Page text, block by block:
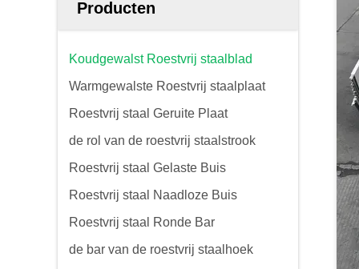
Producten
Koudgewalst Roestvrij staalblad
Warmgewalste Roestvrij staalplaat
Roestvrij staal Geruite Plaat
de rol van de roestvrij staalstrook
Roestvrij staal Gelaste Buis
Roestvrij staal Naadloze Buis
Roestvrij staal Ronde Bar
de bar van de roestvrij staalhoek